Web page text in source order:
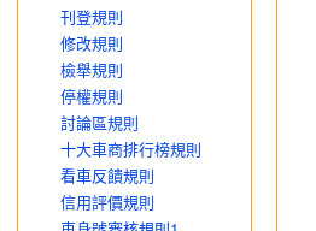
刊登規則
修改規則
檢舉規則
停權規則
討論區規則
十大車商排行榜規則
看車反饋規則
信用評價規則